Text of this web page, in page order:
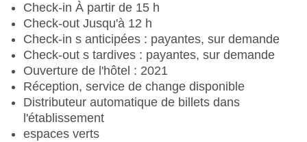
Check-in À partir de 15 h
Check-out Jusqu'à 12 h
Check-in s anticipées : payantes, sur demande
Check-out s tardives : payantes, sur demande
Ouverture de l'hôtel : 2021
Réception, service de change disponible
Distributeur automatique de billets dans
l'établissement
espaces verts